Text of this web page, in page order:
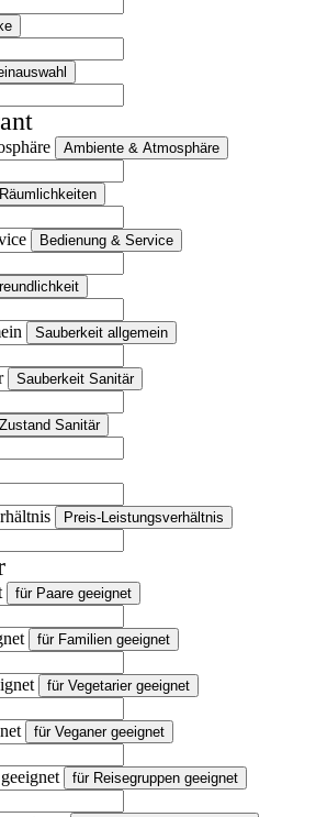
Ambiente & Atmosphäre
Räumlichkeiten
Bedienung & Service
Sauberkeit allgemein
Sauberkeit Sanitär
Zustand Sanitär
Preis-Leistungsverhältnis
für Paare geeignet
für Familien geeignet
für Vegetarier geeignet
für Veganer geeignet
für Reisegruppen geeignet